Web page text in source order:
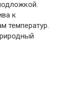
к
температур.